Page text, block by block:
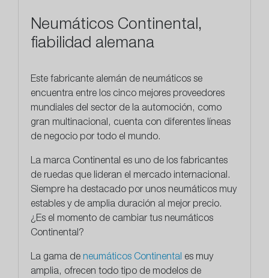
Neumáticos Continental,
fiabilidad alemana
Este fabricante alemán de neumáticos se
encuentra entre los cinco mejores proveedores
mundiales del sector de la automoción, como
gran multinacional, cuenta con diferentes líneas
de negocio por todo el mundo.
La marca Continental es uno de los fabricantes
de ruedas que lideran el mercado internacional.
Siempre ha destacado por unos neumáticos muy
estables y de amplia duración al mejor precio.
¿Es el momento de cambiar tus neumáticos
Continental?
La gama de neumáticos Continental es muy
amplia, ofrecen todo tipo de modelos de